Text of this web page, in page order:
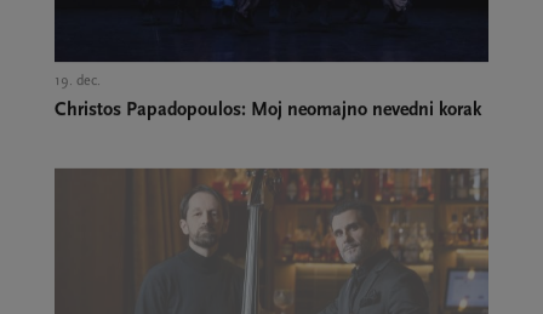
19. dec.,
Christos Papadopoulos: Moj neomajno nevedni korak